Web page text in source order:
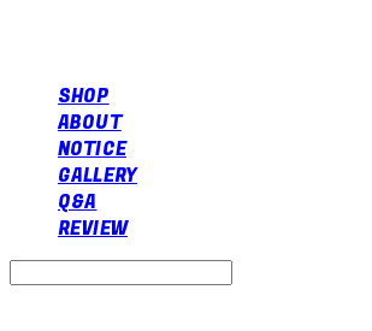
SHOP
ABOUT
NOTICE
GALLERY
Q&A
REVIEW